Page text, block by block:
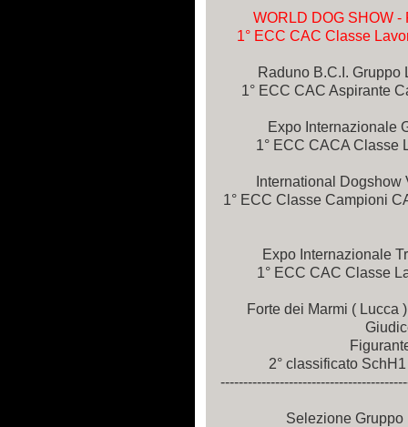
WORLD DOG SHOW
1° ECC CAC Classe
Raduno B.C.I. Gruppo
1° ECC CAC Aspirante
Expo Internazionale
1° ECC CACA Classe
International Dogshow
1° ECC Classe Campioni
Expo Internazionale
1° ECC CAC Classe
Forte dei Marmi ( Lucca
2° classificato
Selezione